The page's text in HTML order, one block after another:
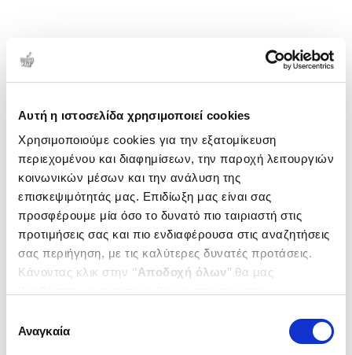
Αυτή η ιστοσελίδα χρησιμοποιεί cookies
Χρησιμοποιούμε cookies για την εξατομίκευση
περιεχομένου και διαφημίσεων, την παροχή λειτουργιών
κοινωνικών μέσων και την ανάλυση της
επισκεψιμότητάς μας. Επιδίωξη μας είναι σας
προσφέρουμε μία όσο το δυνατό πιο ταιριαστή στις
προτιμήσεις σας και πιο ενδιαφέρουσα στις αναζητήσεις
σας περιήγηση, με τις καλύτερες δυνατές προτάσεις.
Κάνοντας κλικ στην ‘’Αποδοχή όλων’’ θα μας
ενδιαφέρουν και να επιλέξετε από τα παρακάτω με την
΄΄και να ενημερωθείτε σχετικά με
συγκατάθεσης
Αναγκαία